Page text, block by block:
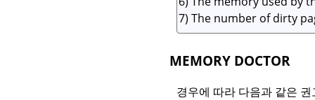
MEMORY DOCTOR
경우에 따라 다음과 같은